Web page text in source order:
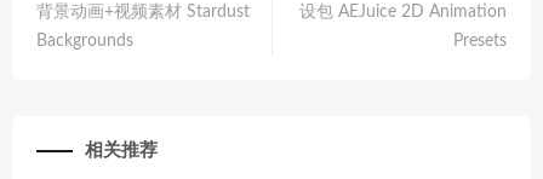
背景动画+视频素材 Stardust
Backgrounds
设包 AEJuice 2D Animation
Presets
相关推荐